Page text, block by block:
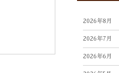
2026年8月
2026年7月
2026年6月